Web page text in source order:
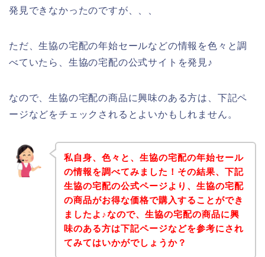
発見できなかったのですが、、、
ただ、生協の宅配の年始セールなどの情報を色々と調
べていたら、生協の宅配の公式サイトを発見♪
なので、生協の宅配の商品に興味のある方は、下記ペ
ージなどをチェックされるとよいかもしれません。
私自身、色々と、生協の宅配の年始セール
の情報を調べてみました！その結果、下記
生協の宅配の公式ページより、生協の宅配
の商品がお得な価格で購入することができ
ましたよ♪なので、生協の宅配の商品に興
味のある方は下記ページなどを参考にされ
てみてはいかがでしょうか？